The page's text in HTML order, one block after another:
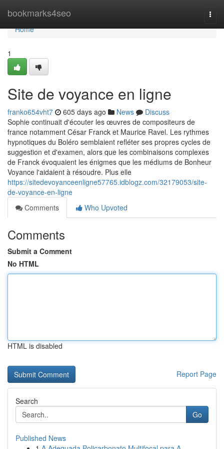
bookmarks4seo
Home
Home
1
Site de voyance en ligne
franko654vht7 605 days ago News
Discuss
Sophie continuait d'écouter les œuvres de compositeurs de
france notamment César Franck et Maurice Ravel. Les rythmes
hypnotiques du Boléro semblaient refléter ses propres cycles de
suggestion et d'examen, alors que les combinaisons complexes
de Franck évoquaient les énigmes que les médiums de Bonheur
Voyance l'aidaient à résoudre. Plus elle
https://sitedevoyanceenligne57765.idblogz.com/32179053/site-
de-voyance-en-ligne
Comments
Who Upvoted
Comments
Submit a Comment
No HTML
HTML is disabled
Report Page
Search
Go
Published News